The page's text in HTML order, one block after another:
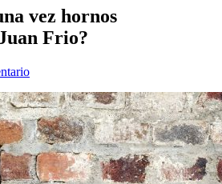
vez hornos
Frio?